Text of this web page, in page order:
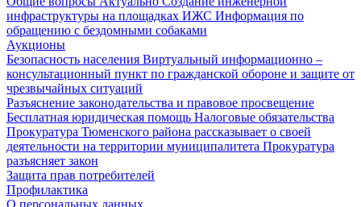
инфраструктуры на площадках ИЖС Информация по
обращению с бездомными собаками
Аукционы
Безопасность населения Виртуальный информационно –
консультационный пункт по гражданской обороне и защите от
чрезвычайных ситуаций
Разъяснение законодательства и правовое просвещение
Бесплатная юридическая помощь Налоговые обязательства
Прокуратура Тюменского района рассказывает о своей
деятельности на территории муниципалитета Прокуратура
разъясняет закон
Защита прав потребителей
Профилактика
О персональных данных